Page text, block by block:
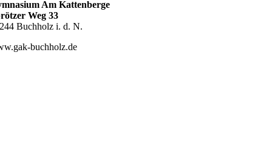
Am Kattenberge
Weg 33
Buchholz i. d. N.
buchholz.de